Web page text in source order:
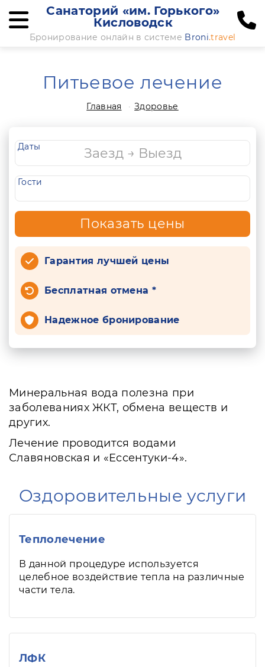
Санаторий «им. Горького»
Кисловодск
Бронирование онлайн в системе Broni.travel
Питьевое лечение
Главная Здоровье
Даты
Гости
Показать цены
Гарантия лучшей цены
Бесплатная отмена *
Надежное бронирование
Минеральная вода полезна при
заболеваниях ЖКТ, обмена веществ и
других.
Лечение проводится водами
Славяновская и «Ессентуки-4».
Оздоровительные услуги
Теплолечение
В данной процедуре используется
целебное воздействие тепла на различные
части тела.
ЛФК